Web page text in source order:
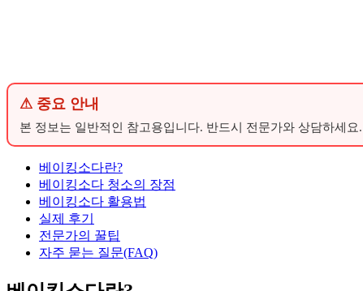
⚠ 중요 안내
본 정보는 일반적인 참고용입니다. 반드시 전문가와 상담하세요.
베이킹소다란?
베이킹소다 청소의 장점
베이킹소다 활용법
실제 후기
전문가의 꿀팁
자주 묻는 질문(FAQ)